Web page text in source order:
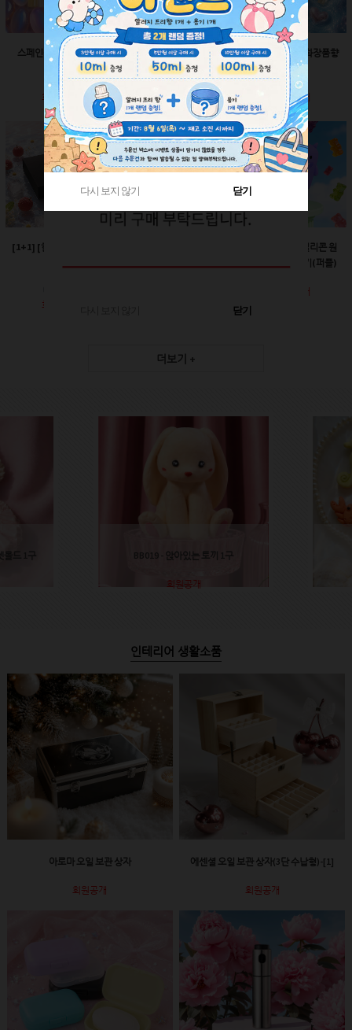
스페인산 향료-향수향
2ml
회원공개
스페인산 향료-비누향
2ml
회원공개
스페인산 향료-화장품향
2ml
회원공개
[1+1] [한정판매]매트블
회원공개
60ml-몬스터 실리콘 원
터치캡 튜브용기(퍼플)
회원공개
더보기 +
드 1구 BB019 - 앉아있는 토끼 1구
회원공개
인테리어 생활소품
아로마 오일 보관 상자
회원공개
에센셜 오일 보관 상자(3단 수납형)-[1]
회원공개
다시 보지 않기 닫기
다시 보지 않기 닫기
닫기